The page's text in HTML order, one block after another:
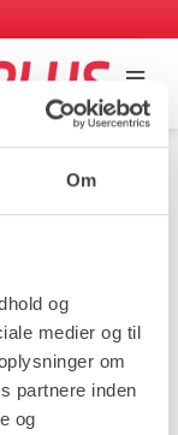
Om
og
medier og til
om
partnere inden
og
fra lærketræet.